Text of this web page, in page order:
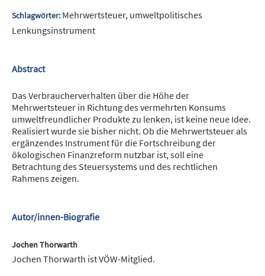
Schlagwörter: Mehrwertsteuer, umweltpolitisches
Lenkungsinstrument
Abstract
Das Verbraucherverhalten über die Höhe der
Mehrwertsteuer in Richtung des vermehrten Konsums
umweltfreundlicher Produkte zu lenken, ist keine neue Idee.
Realisiert wurde sie bisher nicht. Ob die Mehrwertsteuer als
ergänzendes Instrument für die Fortschreibung der
ökologischen Finanzreform nutzbar ist, soll eine
Betrachtung des Steuersystems und des rechtlichen
Rahmens zeigen.
Autor/innen-Biografie
Jochen Thorwarth
Jochen Thorwarth ist VÖW-Mitglied.